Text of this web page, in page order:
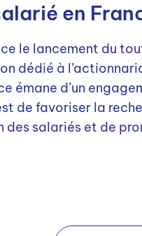
en
le lancement du
dédié à
émane d’un
de favoriser la
des salariés et de